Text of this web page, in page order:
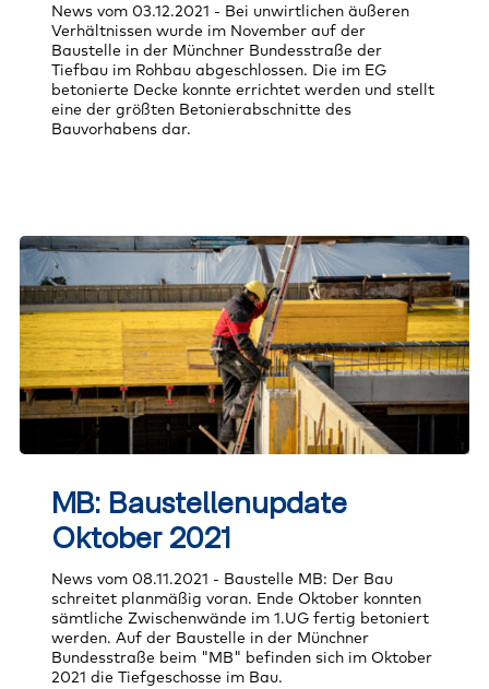
News vom 03.12.2021 - Bei unwirtlichen äußeren
Verhältnissen wurde im November auf der
Baustelle in der Münchner Bundesstraße der
Tiefbau im Rohbau abgeschlossen. Die im EG
betonierte Decke konnte errichtet werden und stellt
eine der größten Betonierabschnitte des
Bauvorhabens dar.
OktoberMB: Baustellenupdate
Oktober 2021
News vom 08.11.2021 - Baustelle MB: Der Bau
schreitet planmäßig voran. Ende Oktober konnten
sämtliche Zwischenwände im 1.UG fertig betoniert
werden. Auf der Baustelle in der Münchner
Bundesstraße beim "MB" befinden sich im Oktober
2021 die Tiefgeschosse im Bau.